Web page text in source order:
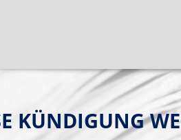
KÜNDIGUNG